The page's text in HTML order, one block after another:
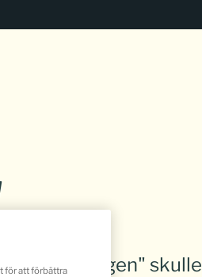
på vardagen" skulle
för att förbättra